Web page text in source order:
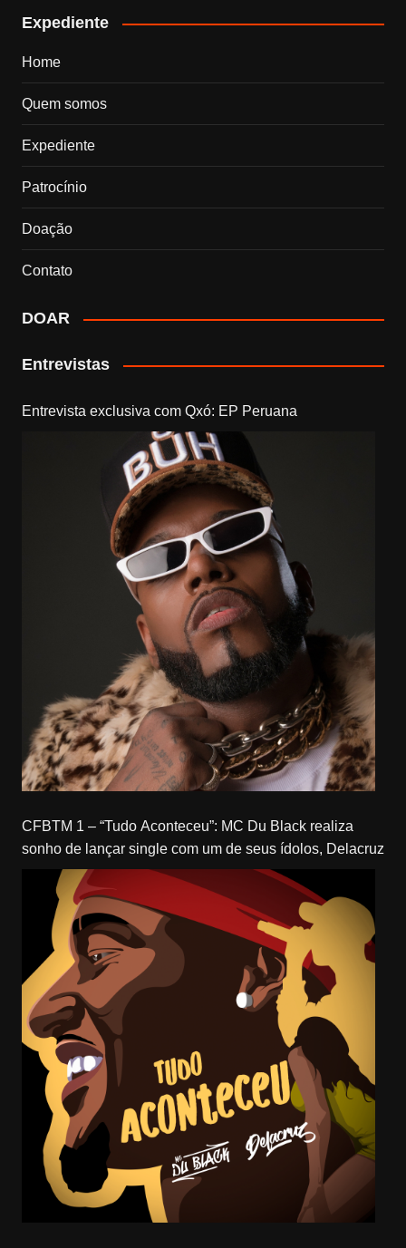
Expediente
Home
Quem somos
Expediente
Patrocínio
Doação
Contato
DOAR
Entrevistas
Entrevista exclusiva com Qxó: EP Peruana
CFBTM 1 – “Tudo Aconteceu”: MC Du Black realiza
sonho de lançar single com um de seus ídolos, Delacruz